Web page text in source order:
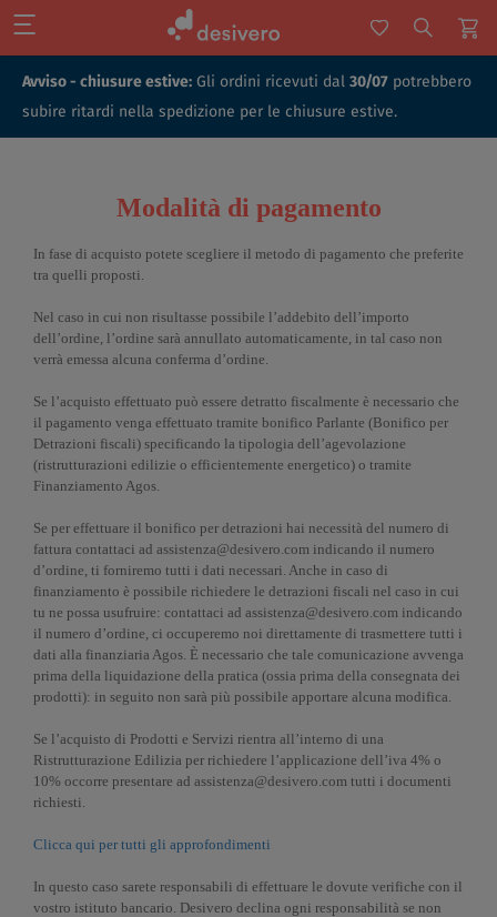
Avviso - chiusure estive: Gli ordini ricevuti dal 30/07 potrebbero
subire ritardi nella spedizione per le chiusure estive.
Modalità di pagamento
In fase di acquisto potete scegliere il metodo di pagamento che preferite
tra quelli proposti.
Nel caso in cui non risultasse possibile l’addebito dell’importo
dell’ordine, l’ordine sarà annullato automaticamente, in tal caso non
verrà emessa alcuna conferma d’ordine.
Se l’acquisto effettuato può essere detratto fiscalmente è necessario che
il pagamento venga effettuato tramite bonifico Parlante (Bonifico per
Detrazioni fiscali) specificando la tipologia dell’agevolazione
(ristrutturazioni edilizie o efficientemente energetico) o tramite
Finanziamento Agos.
Se per effettuare il bonifico per detrazioni hai necessità del numero di
fattura contattaci ad assistenza@desivero.com indicando il numero
d’ordine, ti forniremo tutti i dati necessari. Anche in caso di
finanziamento è possibile richiedere le detrazioni fiscali nel caso in cui
tu ne possa usufruire: contattaci ad assistenza@desivero.com indicando
il numero d’ordine, ci occuperemo noi direttamente di trasmettere tutti i
dati alla finanziaria Agos. È necessario che tale comunicazione avvenga
prima della liquidazione della pratica (ossia prima della consegnata dei
prodotti): in seguito non sarà più possibile apportare alcuna modifica.
Se l’acquisto di Prodotti e Servizi rientra all’interno di una
Ristrutturazione Edilizia per richiedere l’applicazione dell’iva 4% o
10% occorre presentare ad assistenza@desivero.com tutti i documenti
richiesti.
Clicca qui per tutti gli approfondimenti
In questo caso sarete responsabili di effettuare le dovute verifiche con il
vostro istituto bancario. Desivero declina ogni responsabilità se non